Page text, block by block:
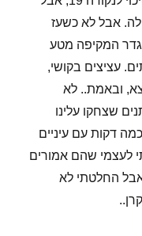
אבל לא כשעז
המקיפה מטע
עציצים בקושי,
ובאמת.. לא
שצחקו עלינו
דקות עם עיניים
לעצמי שהם אמורים
החלטתי לא